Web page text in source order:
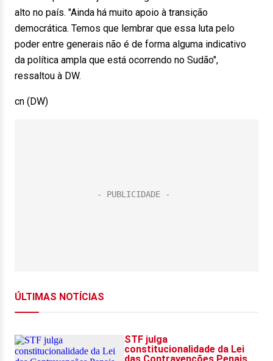
alto no país. "Ainda há muito apoio à transição
democrática. Temos que lembrar que essa luta pelo
poder entre generais não é de forma alguma indicativo
da política ampla que está ocorrendo no Sudão",
ressaltou à DW.
cn (DW)